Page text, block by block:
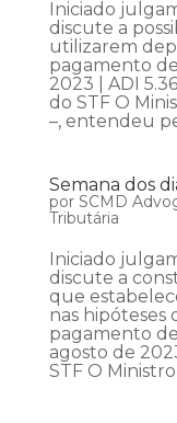
Iniciado
discute a
utilizarem
pagamento
2023 | ADI
do STF O
–, entendeu
Semana dos
por SCMD
Tributária
Iniciado
discute a
que
nas hipóteses
pagamento
agosto de
STF O